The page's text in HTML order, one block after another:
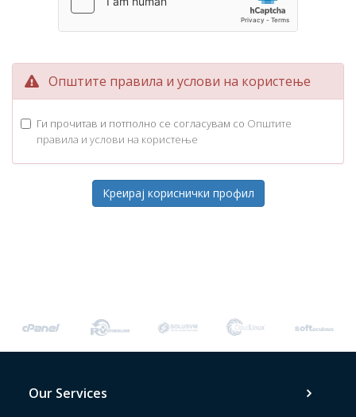
Општите правила и услови на користење
Ги прочитав и потполно се согласувам со Општите
правила и услови на користење
Our Services